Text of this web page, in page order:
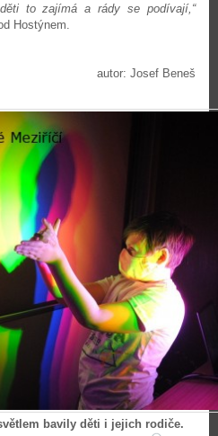
to zajímá a rády se podívají,“
Hostýnem.
autor: Josef Beneš
bavily děti i jejich rodiče.